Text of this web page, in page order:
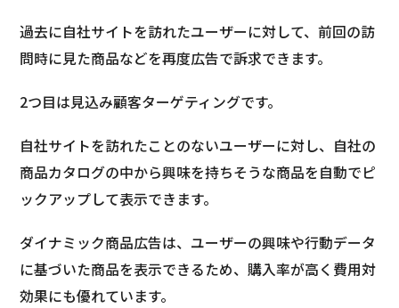
過去に自社サイトを訪れたユーザーに対して、前回の訪
問時に見た商品などを再度広告で訴求できます。
2つ目は見込み顧客ターゲティングです。
自社サイトを訪れたことのないユーザーに対し、自社の
商品カタログの中から興味を持ちそうな商品を自動でピ
ックアップして表示できます。
ダイナミック商品広告は、ユーザーの興味や行動データ
に基づいた商品を表示できるため、購入率が高く費用対
効果にも優れています。